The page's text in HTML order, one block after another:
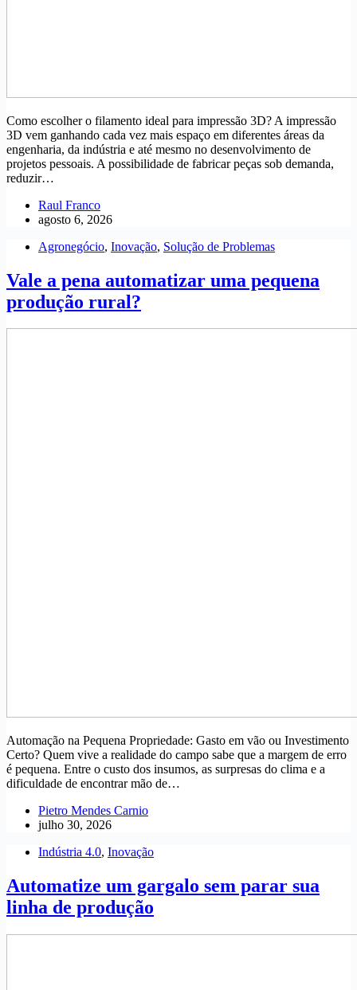
Como escolher o filamento ideal para impressão 3D? A impressão
3D vem ganhando cada vez mais espaço em diferentes áreas da
engenharia, da indústria e até mesmo no desenvolvimento de
projetos pessoais. A possibilidade de fabricar peças sob demanda,
reduzir…
Raul Franco
agosto 6, 2026
Agronegócio, Inovação, Solução de Problemas
Vale a pena automatizar uma pequena
produção rural?
Automação na Pequena Propriedade: Gasto em vão ou Investimento
Certo? Quem vive a realidade do campo sabe que a margem de erro
é pequena. Entre o custo dos insumos, as surpresas do clima e a
dificuldade de encontrar mão de…
Pietro Mendes Carnio
julho 30, 2026
Indústria 4.0, Inovação
Automatize um gargalo sem parar sua
linha de produção